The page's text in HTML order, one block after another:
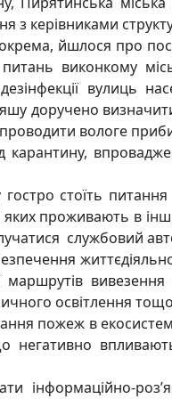
керівниками
йшлося про
питань виконкому
вулиць
доручено
вологе
стоїть питання
яких проживають в
службовий
вивезення
освітлення
пожеж в
негативно
інформаційно-